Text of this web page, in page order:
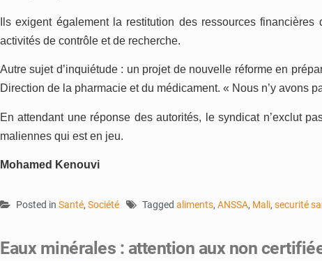
Ils exigent également la restitution des ressources
activités de contrôle et de recherche.
Autre sujet d’inquiétude : un projet de nouvelle réforme en
Direction de la pharmacie et du médicament. « Nous n’y avons
En attendant une réponse des autorités, le syndicat n’exclut
maliennes qui est en jeu.
Mohamed Kenouvi
Posted in Santé, Société Tagged aliments, ANSSA, Mali, securité
Eaux minérales : attention aux non